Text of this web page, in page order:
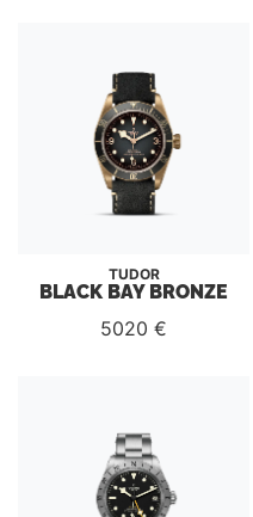
TUDOR
BLACK BAY BRONZE
5020 €